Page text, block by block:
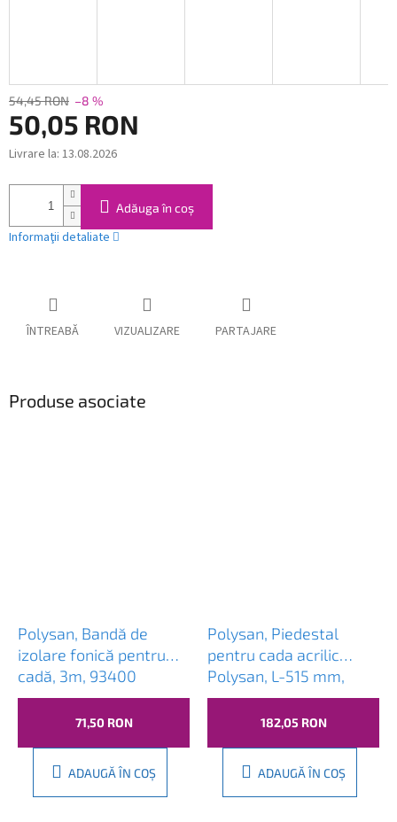
54,45 RON –8 %
50,05 RON
Evaluare
Livrare la: 13.08.2026
Adăuga în coş
Informaţii detaliate
ÎNTREABĂ VIZUALIZARE PARTAJARE
Produse asociate
Polysan, Bandă de
izolare fonică pentru
cadă, 3m, 93400
71,50 RON
ADAUGĂ ÎN COŞ
Polysan, Piedestal
pentru cada acrilic
Polysan, L-515 mm,
pereche, PO60-60
182,05 RON
ADAUGĂ ÎN COŞ